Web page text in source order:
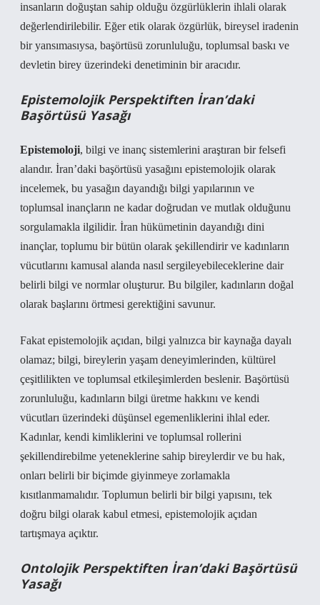
insanların doğuştan sahip olduğu özgürlüklerin ihlali olarak
değerlendirilebilir. Eğer etik olarak özgürlük, bireysel iradenin
bir yansımasıysa, başörtüsü zorunluluğu, toplumsal baskı ve
devletin birey üzerindeki denetiminin bir aracıdır.
Epistemolojik Perspektiften İran’daki
Başörtüsü Yasağı
Epistemoloji, bilgi ve inanç sistemlerini araştıran bir felsefi
alandır. İran’daki başörtüsü yasağını epistemolojik olarak
incelemek, bu yasağın dayandığı bilgi yapılarının ve
toplumsal inançların ne kadar doğrudan ve mutlak olduğunu
sorgulamakla ilgilidir. İran hükümetinin dayandığı dini
inançlar, toplumu bir bütün olarak şekillendirir ve kadınların
vücutlarını kamusal alanda nasıl sergileyebileceklerine dair
belirli bilgi ve normlar oluşturur. Bu bilgiler, kadınların doğal
olarak başlarını örtmesi gerektiğini savunur.
Fakat epistemolojik açıdan, bilgi yalnızca bir kaynağa dayalı
olamaz; bilgi, bireylerin yaşam deneyimlerinden, kültürel
çeşitlilikten ve toplumsal etkileşimlerden beslenir. Başörtüsü
zorunluluğu, kadınların bilgi üretme hakkını ve kendi
vücutları üzerindeki düşünsel egemenliklerini ihlal eder.
Kadınlar, kendi kimliklerini ve toplumsal rollerini
şekillendirebilme yeteneklerine sahip bireylerdir ve bu hak,
onları belirli bir biçimde giyinmeye zorlamakla
kısıtlanmamalıdır. Toplumun belirli bir bilgi yapısını, tek
doğru bilgi olarak kabul etmesi, epistemolojik açıdan
tartışmaya açıktır.
Ontolojik Perspektiften İran’daki Başörtüsü
Yasağı